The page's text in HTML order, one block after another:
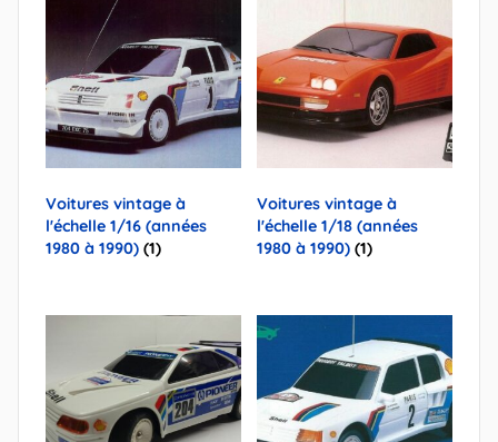
Voitures vintage à
l'échelle 1/16 (années
1980 à 1990) (1)
Voitures vintage à
l'échelle 1/18 (années
1980 à 1990)(1)